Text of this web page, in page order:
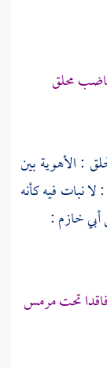
محلق
: الأهوية بين
نبات فيه كأنه
خازم:
تحت مرمس